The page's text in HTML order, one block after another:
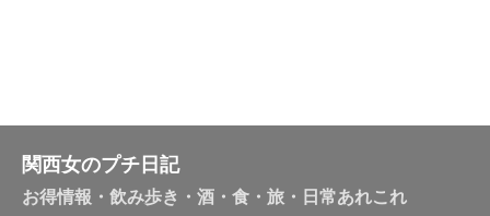
関西女のプチ日記
お得情報・飲み歩き・酒・食・旅・日常あれこれ